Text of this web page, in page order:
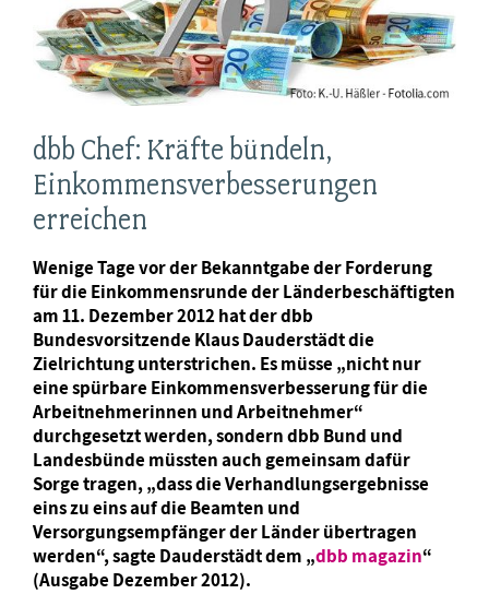
dbb Chef: Kräfte bündeln,
Einkommensverbesserungen
erreichen
Wenige Tage vor der Bekanntgabe der Forderung
für die Einkommensrunde der Länderbeschäftigten
am 11. Dezember 2012 hat der dbb
Bundesvorsitzende Klaus Dauderstädt die
Zielrichtung unterstrichen. Es müsse „nicht nur
eine spürbare Einkommensverbesserung für die
Arbeitnehmerinnen und Arbeitnehmer“
durchgesetzt werden, sondern dbb Bund und
Landesbünde müssten auch gemeinsam dafür
Sorge tragen, „dass die Verhandlungsergebnisse
eins zu eins auf die Beamten und
Versorgungsempfänger der Länder übertragen
werden“, sagte Dauderstädt dem „dbb magazin“
(Ausgabe Dezember 2012).